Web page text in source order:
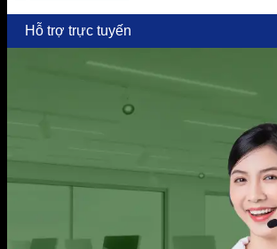
Hỗ trợ trực tuyến